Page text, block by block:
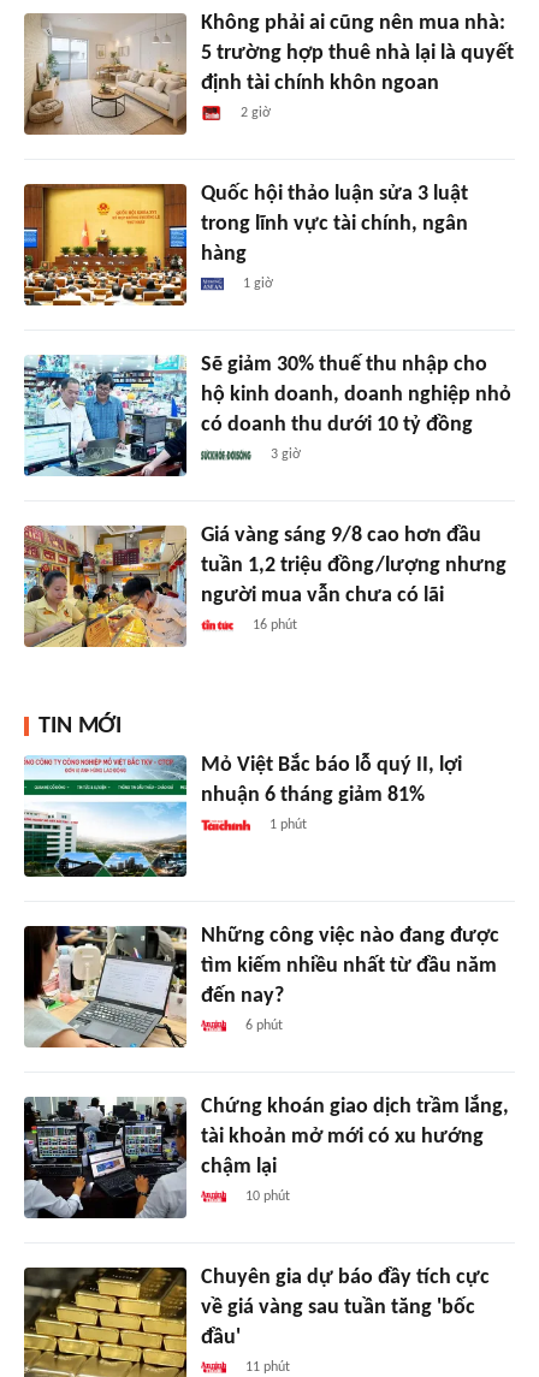
Không phải ai cũng nên mua nhà:
5 trường hợp thuê nhà lại là quyết
định tài chính khôn ngoan
2 giờ
Quốc hội thảo luận sửa 3 luật
trong lĩnh vực tài chính, ngân
hàng
1 giờ
Sẽ giảm 30% thuế thu nhập cho
hộ kinh doanh, doanh nghiệp nhỏ
có doanh thu dưới 10 tỷ đồng
3 giờ
Giá vàng sáng 9/8 cao hơn đầu
tuần 1,2 triệu đồng/lượng nhưng
người mua vẫn chưa có lãi
16 phút
TIN MỚI
Mỏ Việt Bắc báo lỗ quý II, lợi
nhuận 6 tháng giảm 81%
1 phút
Những công việc nào đang được
tìm kiếm nhiều nhất từ đầu năm
đến nay?
6 phút
Chứng khoán giao dịch trầm lắng,
tài khoản mở mới có xu hướng
chậm lại
10 phút
Chuyên gia dự báo đầy tích cực
về giá vàng sau tuần tăng 'bốc
đầu'
11 phút